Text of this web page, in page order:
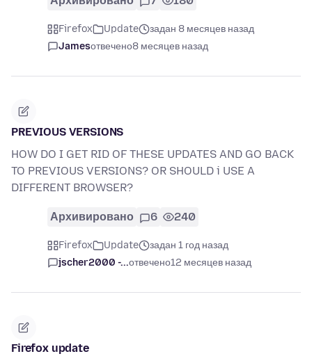
Firefox Update
задан 8 месяцев назад
Jamesотвечено8 месяцев назад
PREVIOUS VERSIONS
HOW DO I GET RID OF THESE UPDATES AND GO BACK
TO PREVIOUS VERSIONS? OR SHOULD i USE A
DIFFERENT BROWSER?
Архивировано 6 240
Firefox Update
задан 1 год назад
jscher2000 -...отвечено12 месяцев назад
Firefox update